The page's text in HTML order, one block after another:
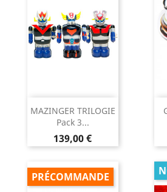
MAZINGER TRILOGIE
Pack 3...
Prix
139,00 €
PRÉCOMMANDE